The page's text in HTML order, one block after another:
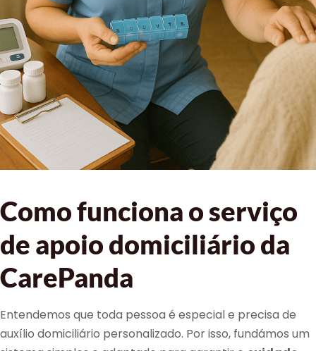
Como funciona o serviço
de apoio domiciliário da
CarePanda
Entendemos que toda pessoa é especial e precisa de
auxílio domiciliário personalizado. Por isso, fundámos um